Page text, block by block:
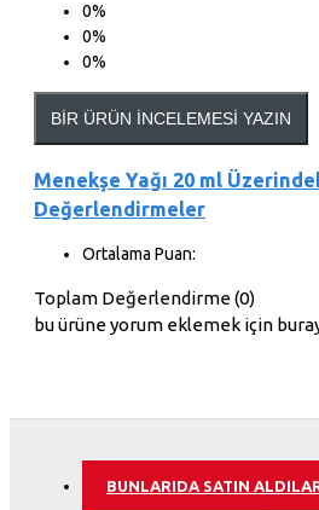
0%
0%
0%
BIR ÜRÜN İNCELEMESI YAZIN
Menekşe Yağı 20 ml
Değerlendirmeler
Ortalama Puan:
Toplam Değerlendirme (0)
bu ürüne yorum eklemek için
BUNLARIDA SATIN